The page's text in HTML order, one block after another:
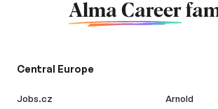
Alma Career
Central Europe
Jobs.cz
Arnold